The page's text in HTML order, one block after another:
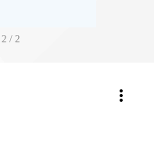
2 / 2
more_vert